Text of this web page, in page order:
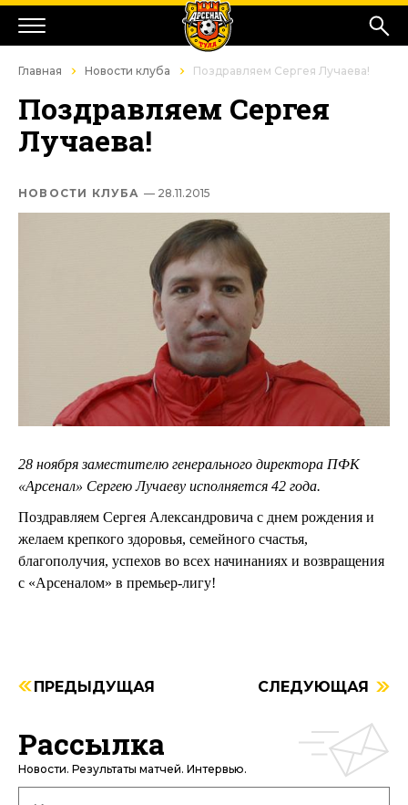
Главная Новости клуба Поздравляем Сергея Лучаева!
Поздравляем Сергея
Лучаева!
НОВОСТИ КЛУБА — 28.11.2015
28 ноября заместителю генерального директора ПФК
«Арсенал» Сергею Лучаеву исполняется 42 года.
Поздравляем Сергея Александровича с днем рождения и
желаем крепкого здоровья, семейного счастья,
благополучия, успехов во всех начинаниях и возвращения
с «Арсеналом» в премьер-лигу!
ПРЕДЫДУЩАЯ СЛЕДУЮЩАЯ
Рассылка
Новости. Результаты матчей. Интервью.